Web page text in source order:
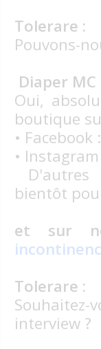
Tolerare :
Pouvons-
Diaper
Oui,
boutique
•
•
D'autres
bientôt
et sur
Tolerare :
interview ?